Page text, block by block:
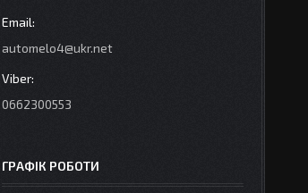
automelo4@ukr.net
0662300553
ГРАФІК РОБОТИ